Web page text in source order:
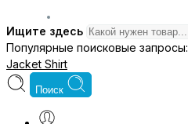
Ищите здесь
Популярные поисковые запросы:
Jacket Shirt
Поиск